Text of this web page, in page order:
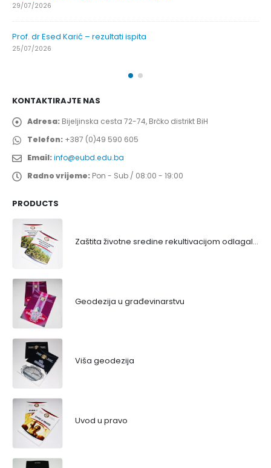
29/07/2026
Prof. dr Esed Karić – rezultati ispita
25/07/2026
KONTAKTIRAJTE NAS
Adresa: Bijeljinska cesta 72-74, Brčko distrikt BiH
Telefon: +387 (0)49 590 605
Email:info@eubd.edu.ba
Radno vrijeme: Pon - Sub / 08:00 - 19:00
PRODUCTS
Zaštita životne sredine rekultivacijom odlagališta
Geodezija u građevinarstvu
Viša geodezija
Uvod u pravo